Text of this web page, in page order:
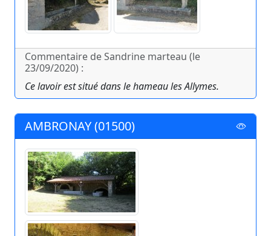
Commentaire de Sandrine marteau (le
23/09/2020) :
Ce lavoir est situé dans le hameau les Allymes.
AMBRONAY (01500)